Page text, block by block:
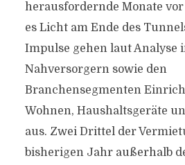
herausfordernde Monate
es Licht am Ende des
Impulse gehen laut Analyse
Nahversorgern sowie den
Branchensegmenten
Wohnen, Haushaltsgeräte
aus. Zwei Drittel der
bisherigen Jahr außerhalb